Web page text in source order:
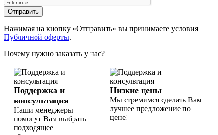
Отправить
Нажимая на кнопку «Отправить» вы принимаете условия
Публичной оферты.
Почему нужно заказать у нас?
Поддержка и
консультация
Наши менеджеры
помогут Вам выбрать
подходящее
Низкие цены
Мы стремимся сделать Вам
лучшее предложение по
цене!